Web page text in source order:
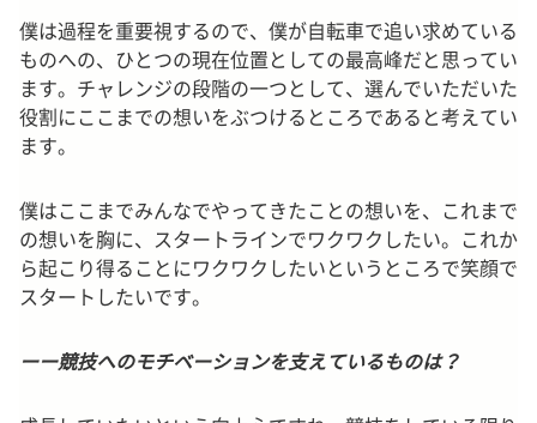
僕は過程を重要視するので、僕が自転車で追い求めている
ものへの、ひとつの現在位置としての最高峰だと思ってい
ます。チャレンジの段階の一つとして、選んでいただいた
役割にここまでの想いをぶつけるところであると考えてい
ます。
僕はここまでみんなでやってきたことの想いを、これまで
の想いを胸に、スタートラインでワクワクしたい。これか
ら起こり得ることにワクワクしたいというところで笑顔で
スタートしたいです。
ーー競技へのモチベーションを支えているものは？